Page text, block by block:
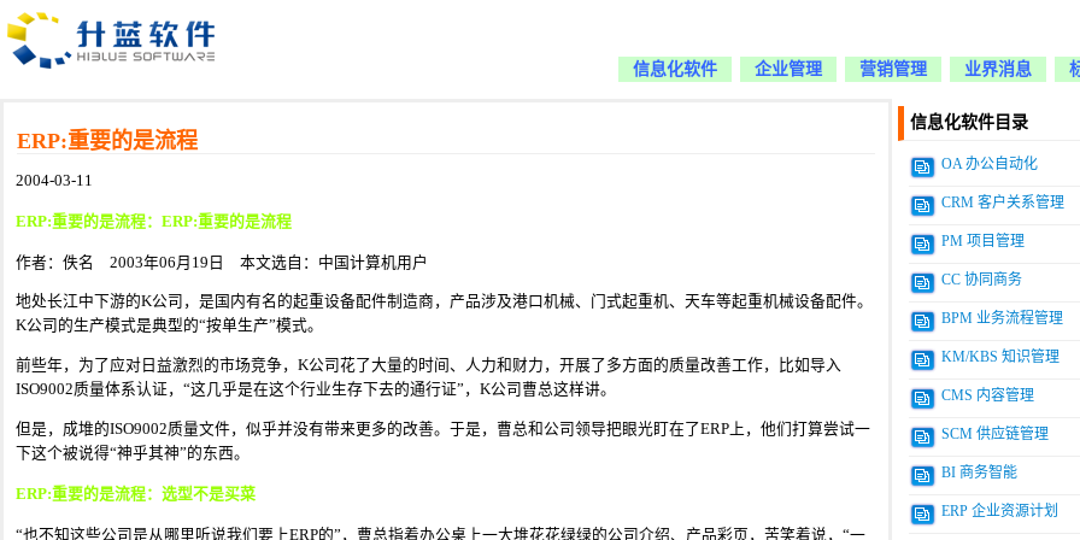
信息化软件 企业管理 营销管理 业界消息
ERP:重要的是流程
2004-03-11
ERP:重要的是流程：ERP:重要的是流程
作者：佚名 2003年06月19日 本文选自：中国计算机用户
地处长江中下游的K公司，是国内有名的起重设备配件制造商，产品涉及港口机械、门式起重机、天车等起重机械设备配件。
K公司的生产模式是典型的“按单生产”模式。
前些年，为了应对日益激烈的市场竞争，K公司花了大量的时间、人力和财力，开展了多方面的质量改善工作，比如导入
ISO9002质量体系认证，“这几乎是在这个行业生存下去的通行证”，K公司曹总这样讲。
但是，成堆的ISO9002质量文件，似乎并没有带来更多的改善。于是，曹总和公司领导把眼光盯在了ERP上，他们打算尝试一
下这个被说得“神乎其神”的东西。
ERP:重要的是流程：选型不是买菜
“也不知这些公司是从哪里听说我们要上ERP的”，曹总指着办公桌上一大堆花花绿绿的公司介绍、产品彩页，苦笑着说，“一
信息化软件目录
OA 办公自动化
CRM 客户关系管理
PM 项目管理
CC 协同商务
BPM 业务流程管理
KM/KBS 知识管理
CMS 内容管理
SCM 供应链管理
BI 商务智能
ERP 企业资源计划